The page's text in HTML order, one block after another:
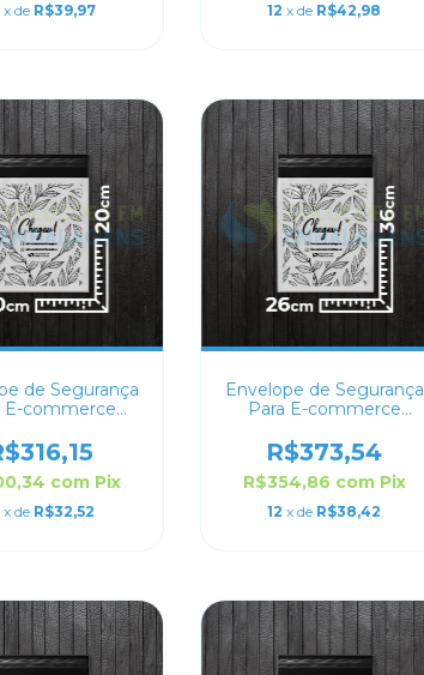
x de R$39,97 12 x de R$42,98
de Segurança
E-commerce
com Pix
x de R$32,52
Envelope de Segurança
Para E-commerce
R$373,54
R$354,86 com Pix
12 x de R$38,42